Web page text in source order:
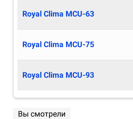
Royal Clima MCU-63
Royal Clima MCU-75
Royal Clima MCU-93
Вы смотрели